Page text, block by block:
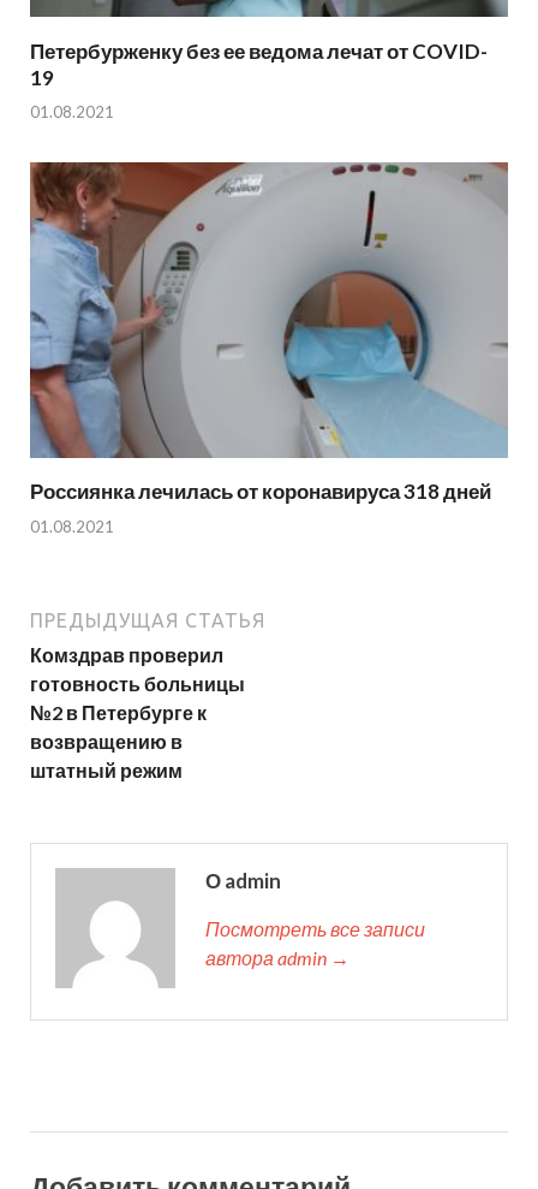
Петербурженку без ее ведома лечат от COVID-
19
01.08.2021
Россиянка лечилась от коронавируса 318 дней
01.08.2021
ПРЕДЫДУЩАЯ СТАТЬЯ
Комздрав проверил
готовность больницы
№2 в Петербурге к
возвращению в
штатный режим
О admin
Посмотреть все записи
автора admin →